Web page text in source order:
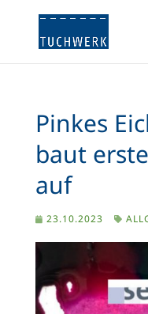
Pinkes
baut
auf
23.10.2023